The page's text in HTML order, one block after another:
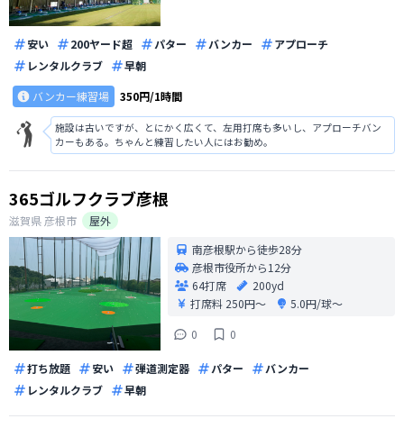
安い 200ヤード超 パター バンカー
アプローチ
レンタルクラブ
早朝
バンカー練習場
350円/1時間
施設は古いですが、とにかく広くて、左用打席も多いし、アプローチバン
カーもある。ちゃんと練習したい人にはお勧め。
365ゴルフクラブ彦根
滋賀県 彦根市
屋外
南彦根駅から徒歩28分
彦根市役所から12分
64打席
200yd
打席料 250円〜
5.0円/球〜
0
0
打ち放題 安い 弾道測定器 パター
バンカー
レンタルクラブ
早朝